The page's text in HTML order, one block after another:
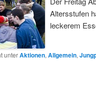
Altersstufen
leckerem
unterAktionen, Allgemein,